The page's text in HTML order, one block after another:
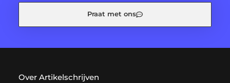
Praat met ons
Over Artikelschrijven